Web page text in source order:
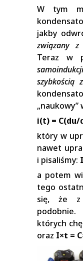
W tym
jakby
związany z
Teraz w
szybkością
„naukowy”
i(t) =
który w
nawet
i pisaliśmy:
a potem
tego
się, że z
podobnie.
których
oraz I×t = C